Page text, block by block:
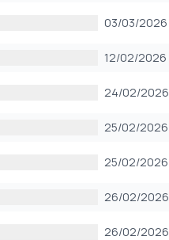
03/03/2026
12/02/2026
24/02/2026
25/02/2026
25/02/2026
26/02/2026
26/02/2026